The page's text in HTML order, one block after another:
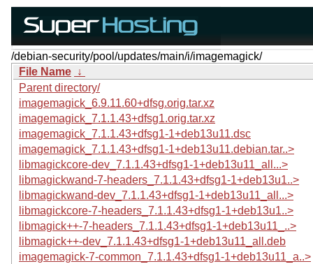
/debian-security/pool/updates/main/i/imagemagick/
File Name ↓
Parent directory/
imagemagick_6.9.11.60+dfsg.orig.tar.xz
imagemagick_7.1.1.43+dfsg1.orig.tar.xz
imagemagick_7.1.1.43+dfsg1-1+deb13u11.dsc
imagemagick_7.1.1.43+dfsg1-1+deb13u11.debian.tar..>
libmagickcore-dev_7.1.1.43+dfsg1-1+deb13u11_all...>
libmagickwand-7-headers_7.1.1.43+dfsg1-1+deb13u1..>
libmagickwand-dev_7.1.1.43+dfsg1-1+deb13u11_all...>
libmagickcore-7-headers_7.1.1.43+dfsg1-1+deb13u1..>
libmagick++-7-headers_7.1.1.43+dfsg1-1+deb13u11_..>
libmagick++-dev_7.1.1.43+dfsg1-1+deb13u11_all.deb
imagemagick-7-common_7.1.1.43+dfsg1-1+deb13u11_a..>